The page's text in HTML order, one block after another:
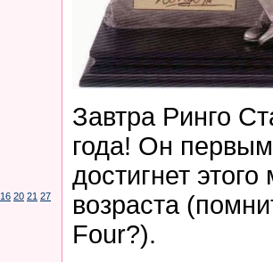
16 20 21 27
Завтра Ринго
года! Он
достигнет этого
возраста
Four?).